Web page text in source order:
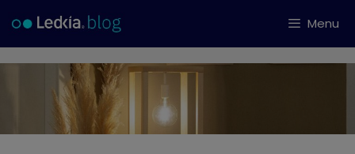
do
treści
Menu